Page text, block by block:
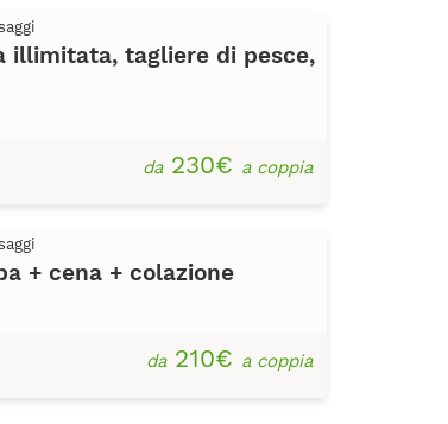
illimitata, tagliere di pesce,
da230€ a coppia
+ cena + colazione
da210€ a coppia